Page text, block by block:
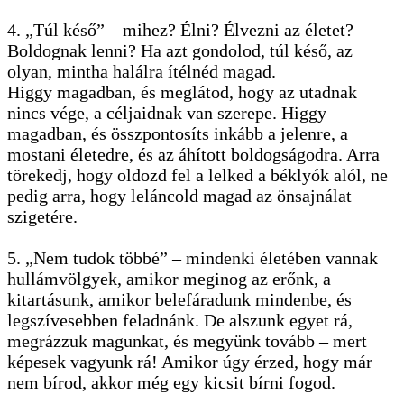
4. „Túl késő” – mihez? Élni? Élvezni az életet?
Boldognak lenni? Ha azt gondolod, túl késő, az
olyan, mintha halálra ítélnéd magad.
Higgy magadban, és meglátod, hogy az utadnak
nincs vége, a céljaidnak van szerepe. Higgy
magadban, és összpontosíts inkább a jelenre, a
mostani életedre, és az áhított boldogságodra. Arra
törekedj, hogy oldozd fel a lelked a béklyók alól, ne
pedig arra, hogy leláncold magad az önsajnálat
szigetére.
5. „Nem tudok többé” – mindenki életében vannak
hullámvölgyek, amikor meginog az erőnk, a
kitartásunk, amikor belefáradunk mindenbe, és
legszívesebben feladnánk. De alszunk egyet rá,
megrázzuk magunkat, és megyünk tovább – mert
képesek vagyunk rá! Amikor úgy érzed, hogy már
nem bírod, akkor még egy kicsit bírni fogod.